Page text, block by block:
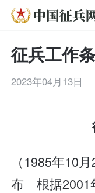
征兵工作
2023年04月13日
（1985年10
布 根据2001